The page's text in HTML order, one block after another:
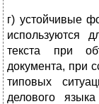
г) устойчивые
используются
текста при
документа, при
типовых
делового